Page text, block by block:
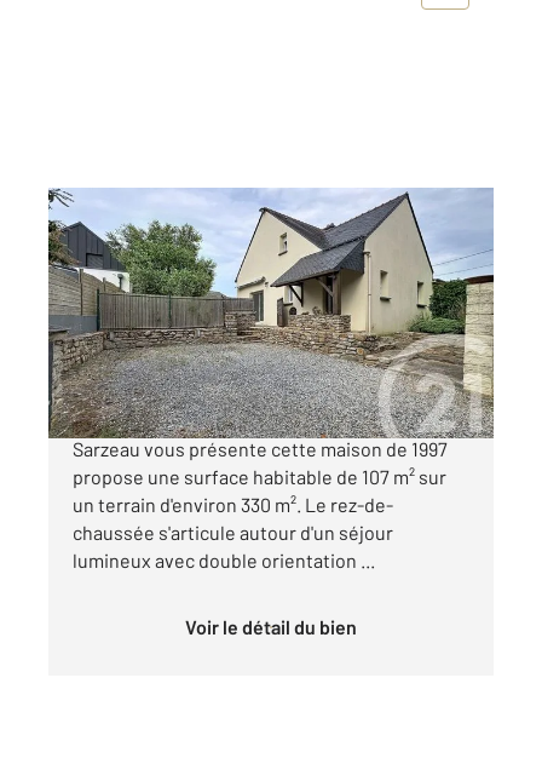
ST ARMEL 56
107 m2, 5 pièces
Ref : 13530
Maison à vendre
349 900 €
Saint-Armel - Entre Terre et Mer Century 21
Sarzeau vous présente cette maison de 1997
propose une surface habitable de 107 m² sur
un terrain d'environ 330 m². Le rez-de-
chaussée s'articule autour d'un séjour
lumineux avec double orientation ...
Voir le détail du bien